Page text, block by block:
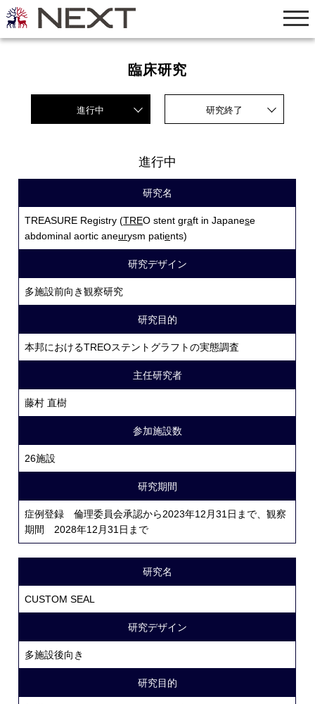
臨床研究
進行中 研究終了
進行中
研究名
TREASURE Registry (TREO stent graft in Japanese
abdominal aortic aneurysm patients)
研究デザイン
多施設前向き観察研究
研究目的
本邦におけるTREOステントグラフトの実態調査
主任研究者
藤村 直樹
参加施設数
26施設
研究期間
症例登録 倫理委員会承認から2023年12月31日まで、観察
期間 2028年12月31日まで
研究名
CUSTOM SEAL
研究デザイン
多施設後向き
研究目的